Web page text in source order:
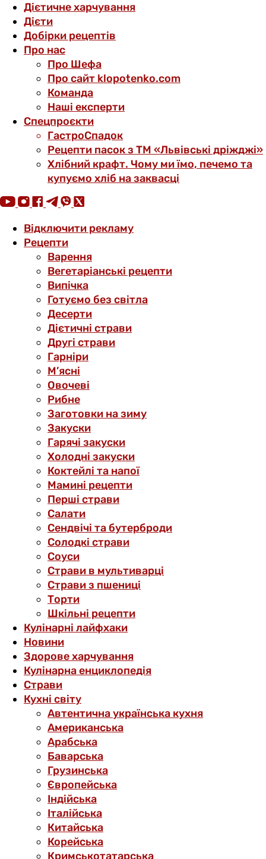
Дієтичне харчування
Дієти
Добірки рецептів
Про нас
Про Шефа
Про сайт klopotenko.com
Команда
Наші експерти
Спецпроєкти
ГастроСпадок
Рецепти пасок з ТМ «Львівські дріжджі»
Хлібний крафт. Чому ми їмо, печемо та
купуємо хліб на заквасці
Відключити рекламу
Рецепти
Варення
Вегетаріанські рецепти
Випічка
Готуємо без світла
Десерти
Дієтичні страви
Другі страви
Гарніри
М’ясні
Овочеві
Рибне
Заготовки на зиму
Закуски
Гарячі закуски
Холодні закуски
Коктейлі та напої
Мамині рецепти
Перші страви
Салати
Сендвічі та бутерброди
Солодкі страви
Соуси
Страви в мультиварці
Страви з пшениці
Торти
Шкільні рецепти
Кулінарні лайфхаки
Новини
Здорове харчування
Кулінарна енциклопедія
Страви
Кухні світу
Автентична українська кухня
Американська
Арабська
Баварська
Грузинська
Європейська
Індійська
Італійська
Китайська
Корейська
Кримськотатарська